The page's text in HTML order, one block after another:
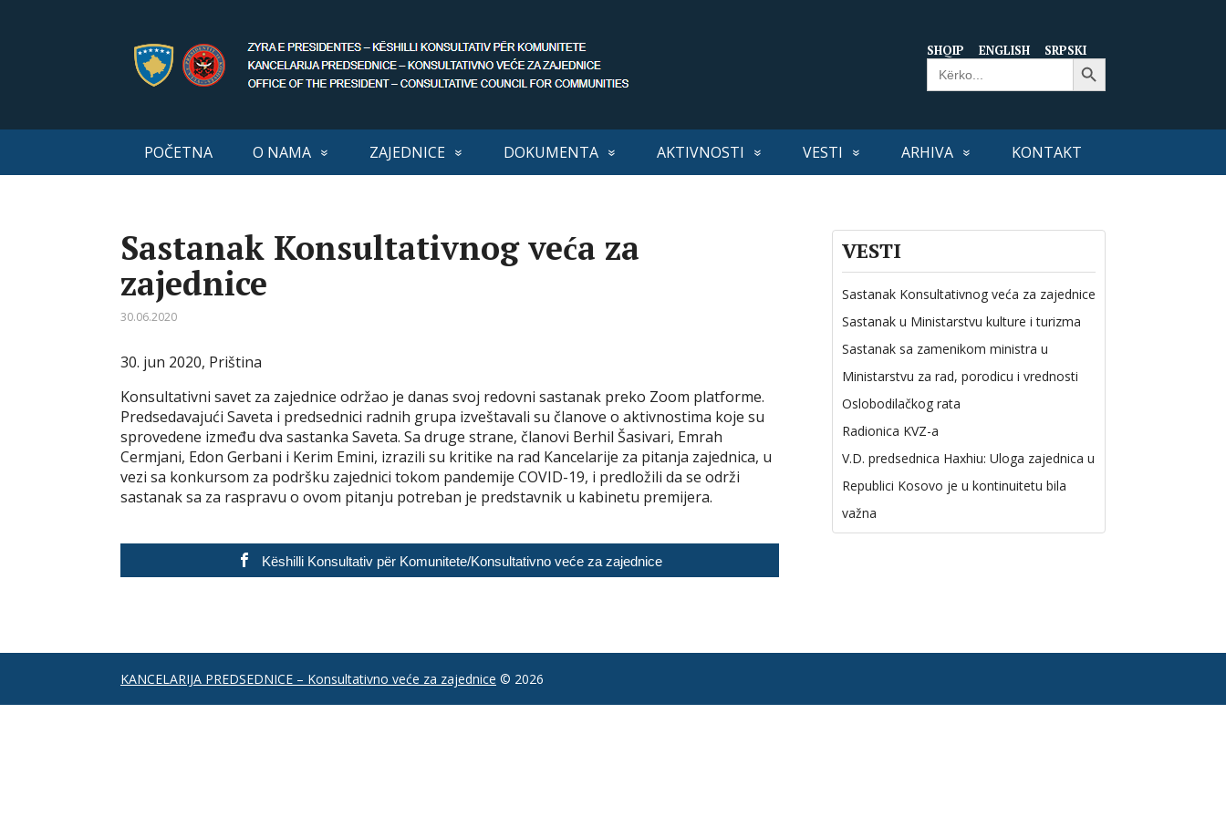
SHQIP ENGLISH SRPSKI
Search
for:
Search Button
POČETNA O NAMA ZAJEDNICE DOKUMENTA AKTIVNOSTI VESTI ARHIVA KONTAKT
Sastanak Konsultativnog veća za
zajednice
30.06.2020
30. jun 2020, Priština
Konsultativni savet za zajednice održao je danas svoj redovni sastanak preko Zoom platforme.
Predsedavajući Saveta i predsednici radnih grupa izveštavali su članove o aktivnostima koje su
sprovedene između dva sastanka Saveta. Sa druge strane, članovi Berhil Šasivari, Emrah
Cermjani, Edon Gerbani i Kerim Emini, izrazili su kritike na rad Kancelarije za pitanja zajednica, u
vezi sa konkursom za podršku zajednici tokom pandemije COVID-19, i predložili da se održi
sastanak sa za raspravu o ovom pitanju potreban je predstavnik u kabinetu premijera.
Këshilli Konsultativ për Komunitete/Konsultativno veće za zajednice
VESTI
Sastanak Konsultativnog veća za zajednice
Sastanak u Ministarstvu kulture i turizma
Sastanak sa zamenikom ministra u
Ministarstvu za rad, porodicu i vrednosti
Oslobodilačkog rata
Radionica KVZ-a
V.D. predsednica Haxhiu: Uloga zajednica u
Republici Kosovo je u kontinuitetu bila
važna
KANCELARIJA PREDSEDNICE – Konsultativno veće za zajednice © 2026